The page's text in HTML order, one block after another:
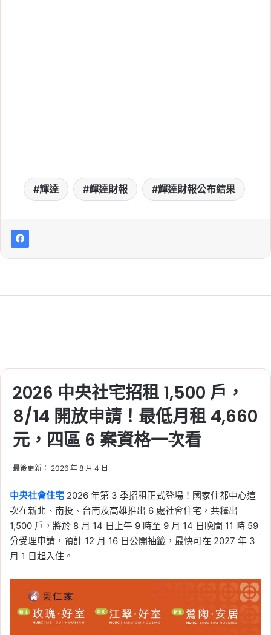
府負擔提高至 6 成，勞保、國保
務農者也能提繳
輝達 輝達財報 輝達財報公布結果
2026 中央社宅招租 1,500 戶，
8/14 開放申請！最低月租 4,660
元，四區 6 案資格一次看
最後更新： 2026 年 8 月 4 日
中央社會住宅 2026 年第 3 季招租正式登場！國家住都中心這
次在新北、南投、台南及高雄推出 6 處社會住宅，共釋出
1,500 戶，將於 8 月 14 日上午 9 時至 9 月 14 日晚間 11 時 59
分受理申請，預計 12 月 16 日公開抽籤，最快可在 2027 年 3
月 1 日起入住。